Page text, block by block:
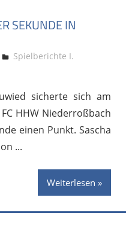
SEKUNDE IN
Stephan P.
Spielberichte I.
sicherte sich am
HHW Niederroßbach
einen Punkt. Sascha
Weiterlesen